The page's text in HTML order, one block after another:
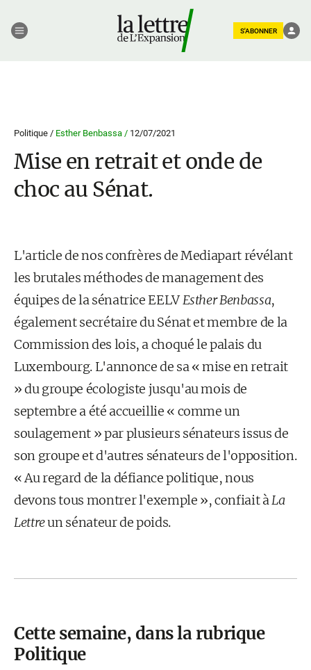
S'ABONNER
Politique / Esther Benbassa / 12/07/2021
Mise en retrait et onde de
choc au Sénat.
L'article de nos confrères de Mediapart révélant
les brutales méthodes de management des
équipes de la sénatrice EELVEsther Benbassa,
également secrétaire du Sénat et membre de la
Commission des lois, a choqué le palais du
Luxembourg. L'annonce de sa « mise en retrait
» du groupe écologiste jusqu'au mois de
septembre a été accueillie « comme un
soulagement » par plusieurs sénateurs issus de
son groupe et d'autres sénateurs de l'opposition.
« Au regard de la défiance politique, nous
devons tous montrer l'exemple », confiait àLa
Lettreun sénateur de poids.
Cette semaine, dans la rubrique
Politique